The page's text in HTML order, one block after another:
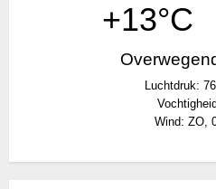
+13°C
Luchtdruk:
Wind: ZO,